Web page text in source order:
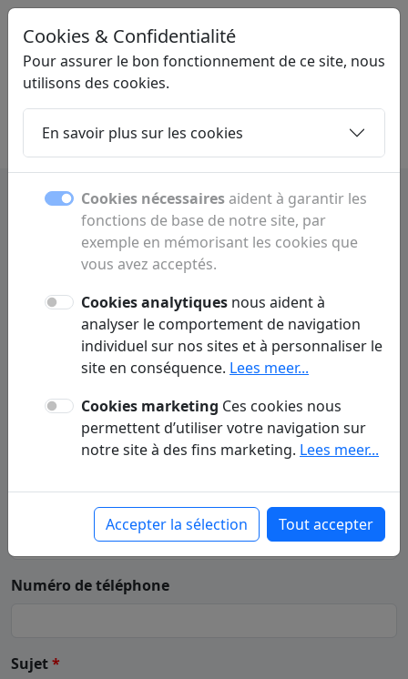
LINKMIX.BE
Home Sous-pages Articles Contact
Contact
Une question ou un commentaire ? Remplissez le
formulaire ci-dessous pour nous contacter.
Votre nom(Prénom - Nom) *
Votre e-mail*
Numéro de téléphone
Sujet*
Cookies & Confidentialité
Pour assurer le bon fonctionnement de ce site, nous
utilisons des cookies.
En savoir plus sur les cookies
Cookies nécessairesaident à garantir les
fonctions de base de notre site, par
exemple en mémorisant les cookies que
vous avez acceptés.
Cookies analytiques nous aident à
analyser le comportement de navigation
individuel sur nos sites et à personnaliser le
site en conséquence. Lees meer...
Cookies marketing Ces cookies nous
permettent d’utiliser votre navigation sur
notre site à des fins marketing. Lees meer...
Accepter la sélection Tout accepter